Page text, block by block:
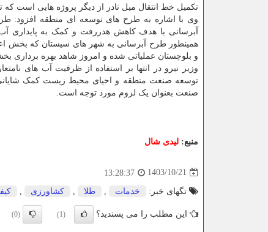
تکمیل خط انتقال میل نادر از دیگر پروژه هایی است
وی با اشاره به طرح های توسعه ای منطقه افزود:
همینطور طرح آبرسانی به شهر های سیستان که بخش
و بلوچستان عملیاتی شده و امروز شاهد بهره برداری
وزیر نیرو در انتها بر استفاده از ظرفیت آب های
توسعه صنعت منطقه و احیای محیط زیست کمک شایانی
صنعت بعنوان یک لزوم مورد توجه است.
منبع: لیدی شال
1403/10/21
13:28:37
تگهای خبر: خدمات طلا كشاورزی
این مطلب را می پسندید؟ (1)
(0)